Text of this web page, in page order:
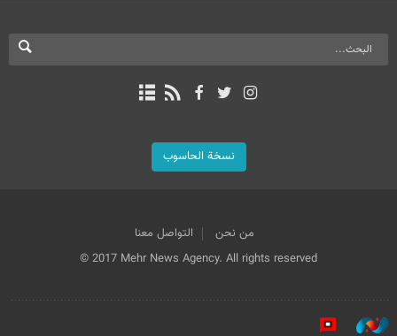
نسخة الحاسوب
من نحن
التواصل معنا
© 2017 Mehr News Agency. All rights reserved